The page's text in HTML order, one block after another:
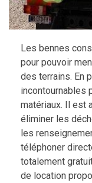
Les bennes
pour pouvoir
des terrains. En
incontournables
matériaux. Il est
éliminer les
les
téléphoner
totalement
de location